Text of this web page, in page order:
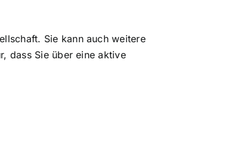
Sie kann auch weitere
dass Sie über eine aktive